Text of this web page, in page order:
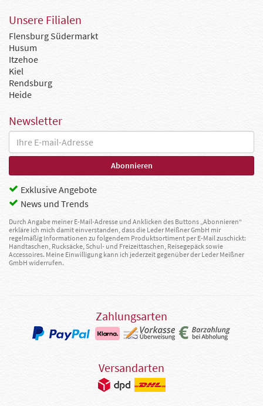
Unsere Filialen
Flensburg Südermarkt
Husum
Itzehoe
Kiel
Rendsburg
Heide
Newsletter
Exklusive Angebote
News und Trends
Durch Angabe meiner E-Mail-Adresse und Anklicken des Buttons „Abonnieren“
erkläre ich mich damit einverstanden, dass die Leder Meißner GmbH mir
regelmäßig Informationen zu folgendem Produktsortiment per E-Mail zuschickt:
Handtaschen, Rucksäcke, Schul- und Freizeittaschen, Reisegepäck sowie
Accessoires. Meine Einwilligung kann ich jederzeit gegenüber der Leder Meißner
GmbH widerrufen.
Zahlungsarten
Versandarten